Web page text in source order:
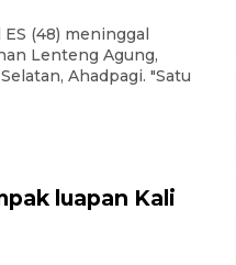
(48) meninggal
Lenteng Agung,
Ahadpagi. "Satu
luapan Kali